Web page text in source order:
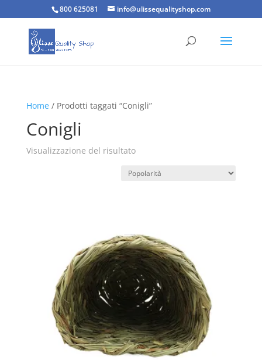
800 625081 info@ulissequalityshop.com
Home/ Prodotti taggati “Conigli”
Conigli
Visualizzazione del risultato